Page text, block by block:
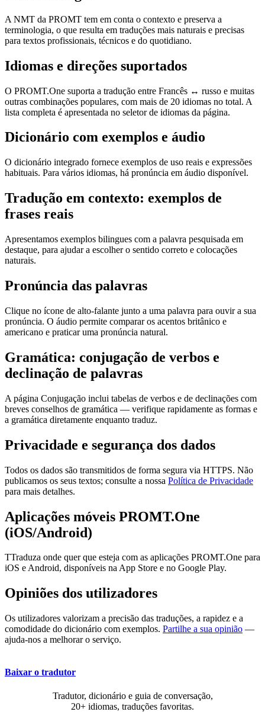
A NMT da PROMT tem em conta o contexto e preserva a
terminologia, o que resulta em traduções mais naturais e precisas
para textos profissionais, técnicos e do quotidiano.
Idiomas e direções suportados
O PROMT.One suporta a tradução entre Francês ↔ russo e muitas
outras combinações populares, com mais de 20 idiomas no total. A
lista completa é apresentada no seletor de idiomas da página.
Dicionário com exemplos e áudio
O dicionário integrado fornece exemplos de uso reais e expressões
habituais. Para vários idiomas, há pronúncia em áudio disponível.
Tradução em contexto: exemplos de
frases reais
Apresentamos exemplos bilingues com a palavra pesquisada em
destaque, para ajudar a escolher o sentido correto e colocações
naturais.
Pronúncia das palavras
Clique no ícone de alto-falante junto a uma palavra para ouvir a sua
pronúncia. O áudio permite comparar os acentos britânico e
americano e praticar uma pronúncia natural.
Gramática: conjugação de verbos e
declinação de palavras
A página Conjugação inclui tabelas de verbos e de declinações com
breves conselhos de gramática — verifique rapidamente as formas e
a gramática diretamente enquanto traduz.
Privacidade e segurança dos dados
Todos os dados são transmitidos de forma segura via HTTPS. Não
publicamos os seus textos; consulte a nossa Política de Privacidade
para mais detalhes.
Aplicações móveis PROMT.One
(iOS/Android)
TTraduza onde quer que esteja com as aplicações PROMT.One para
iOS e Android, disponíveis na App Store e no Google Play.
Opiniões dos utilizadores
Os utilizadores valorizam a precisão das traduções, a rapidez e a
comodidade do dicionário com exemplos. Partilhe a sua opinião —
ajuda-nos a melhorar o serviço.
Baixar o tradutor
Tradutor, dicionário e guia de conversação,
20+ idiomas, traduções favoritas.